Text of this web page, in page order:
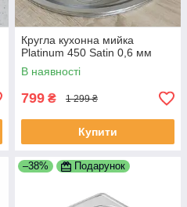
Кругла кухонна мийка
Platinum 450 Satin 0,6 мм
В наявності
799 ₴ 1 299 ₴
Купити
–38% Подарунок